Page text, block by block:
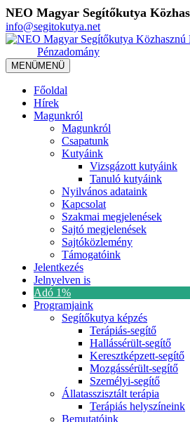
NEO Magyar Segítőkutya
info@segitokutya.net
Pénzadomány
MENÜMENÜ
Főoldal
Hírek
Magunkról
Magunkról
Csapatunk
Kutyáink
Vizsgázott kutyáink
Tanuló kutyáink
Nyilvános adataink
Kapcsolat
Szakmai megjelenések
Sajtó megjelenések
Sajtóközlemény
Támogatóink
Jelentkezés
Jelnyelven is
Adó 1%
Programjaink
Segítőkutya képzés
Terápiás-segítő
Hallássérült-segítő
Keresztképzett-segítő
Mozgássérült-segítő
Személyi-segítő
Állatasszisztált terápia
Terápiás helyszíneink
Bemutatóink